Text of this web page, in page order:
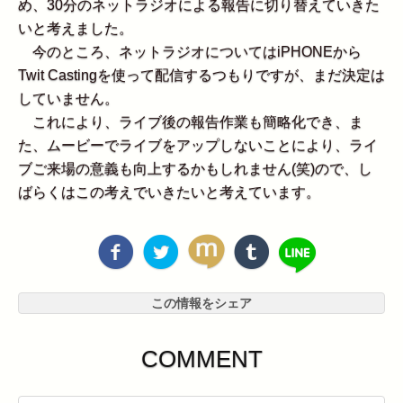
め、30分のネットラジオによる報告に切り替えていきた
いと考えました。
今のところ、ネットラジオについてはiPHONEから
Twit Castingを使って配信するつもりですが、まだ決定は
していません。
これにより、ライブ後の報告作業も簡略化でき、ま
た、ムービーでライブをアップしないことにより、ライ
ブご来場の意義も向上するかもしれません(笑)ので、し
ばらくはこの考えでいきたいと考えています。
この情報をシェア
COMMENT